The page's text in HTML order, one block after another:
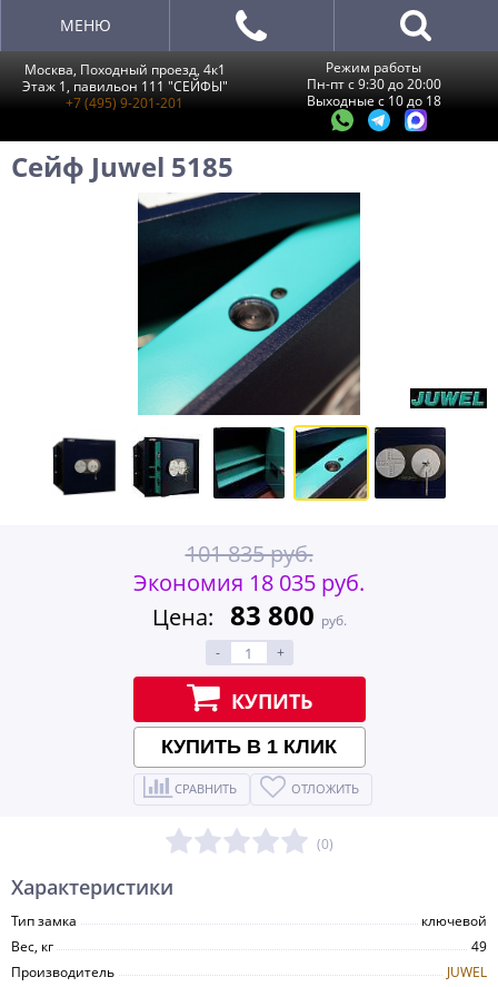
Москва, Походный проезд, 4к1
Этаж 1, павильон 111 "СЕЙФЫ"
+7 (495) 9-201-201
Режим работы
Пн-пт с 9:30 до 20:00
Выходные с 10 до 18
МЕНЮ
Сейф Juwel 5185
101 835 руб.
Экономия 18 035 руб.
Цена: 83 800 руб.
-
+
КУПИТЬ
КУПИТЬ В 1 КЛИК
СРАВНИТЬ ОТЛОЖИТЬ
(0)
Характеристики
Тип замка
ключевой
Вес, кг
49
Производитель
JUWEL